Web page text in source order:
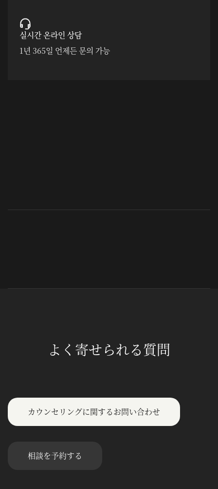
실시간 온라인 상담
1년 365일 언제든 문의 가능
よく寄せられる質問
カウンセリングに関するお問い合わせ
相談を予約する